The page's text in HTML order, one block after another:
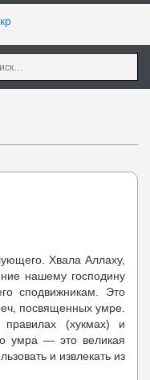
Хвала Аллаху,
нашему господину
сподвижникам. Это
посвященных умре.
(хукмах) и
умра — это великая
и извлекать из